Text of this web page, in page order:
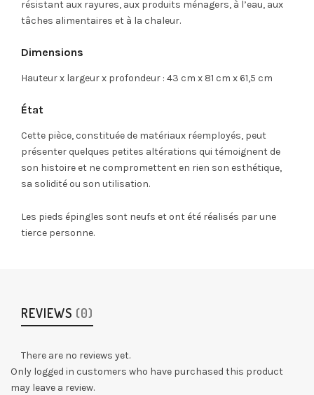
résistant aux rayures, aux produits ménagers, à l’eau, aux
tâches alimentaires et à la chaleur.
Dimensions
Hauteur x largeur x profondeur : 43 cm x 81 cm x 61,5 cm
État
Cette pièce, constituée de matériaux réemployés, peut
présenter quelques petites altérations qui témoignent de
son histoire et ne compromettent en rien son esthétique,
sa solidité ou son utilisation.
Les pieds épingles sont neufs et ont été réalisés par une
tierce personne.
REVIEWS (0)
There are no reviews yet.
Only logged in customers who have purchased this product
may leave a review.